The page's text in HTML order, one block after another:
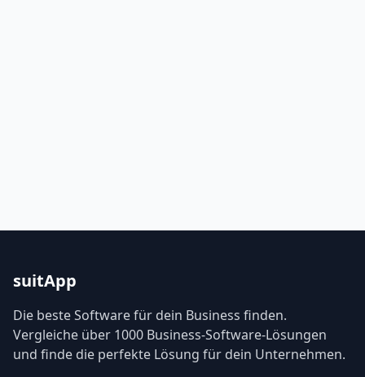
suitApp
Die beste Software für dein Business finden.
Vergleiche über 1000 Business-Software-Lösungen
und finde die perfekte Lösung für dein Unternehmen.